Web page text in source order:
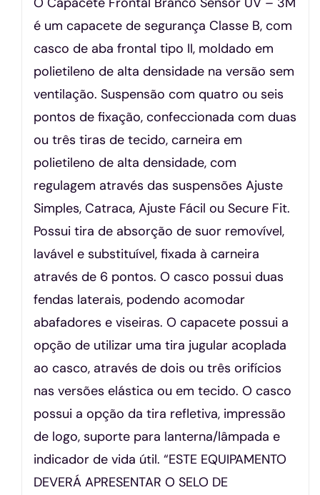
é um capacete de segurança Classe B, com
casco de aba frontal tipo II, moldado em
polietileno de alta densidade na versão sem
ventilação. Suspensão com quatro ou seis
pontos de fixação, confeccionada com duas
ou três tiras de tecido, carneira em
polietileno de alta densidade, com
regulagem através das suspensões Ajuste
Simples, Catraca, Ajuste Fácil ou Secure Fit.
Possui tira de absorção de suor removível,
lavável e substituível, fixada à carneira
através de 6 pontos. O casco possui duas
fendas laterais, podendo acomodar
abafadores e viseiras. O capacete possui a
opção de utilizar uma tira jugular acoplada
ao casco, através de dois ou três orifícios
nas versões elástica ou em tecido. O casco
possui a opção da tira refletiva, impressão
de logo, suporte para lanterna/lâmpada e
indicador de vida útil. “ESTE EQUIPAMENTO
DEVERÁ APRESENTAR O SELO DE